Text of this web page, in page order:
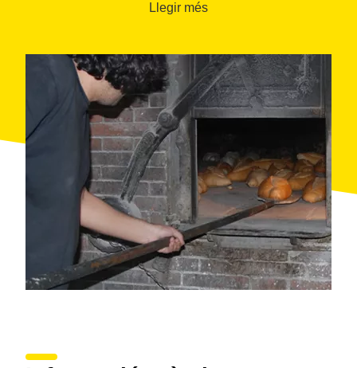
general i de proximitat, com mel, oli o embotits.
Llegir més